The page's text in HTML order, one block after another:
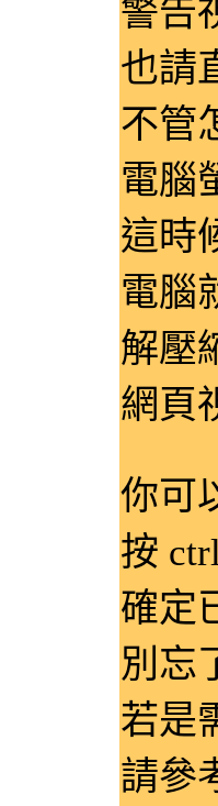
警告
也請
不管
電腦
這時
電腦
解壓
網頁
你可
按
確定
別忘
若是
請參